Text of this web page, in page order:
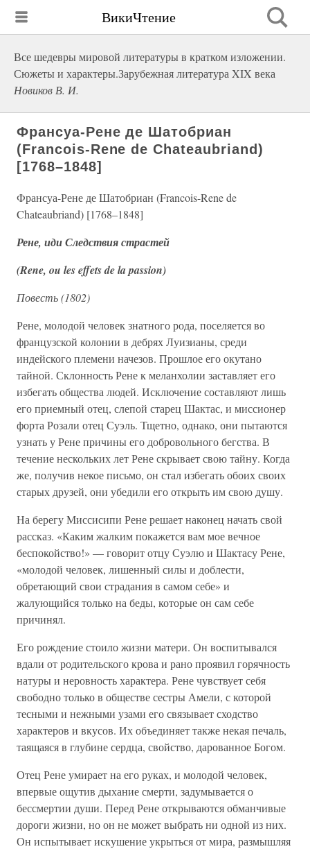
ВикиЧтение
Все шедевры мировой литературы в кратком изложении.
Сюжеты и характеры.Зарубежная литература XIX века
Новиков В. И.
Франсуа-Рене де Шатобриан
(Francois-Rene de Chateaubriand)
[1768–1848]
Франсуа-Рене де Шатобриан (Francois-Rene de
Chateaubriand) [1768–1848]
Рене, иди Следствия страстей
(Rene, ou les effets de la passion)
Повесть (1802)
Рене, молодой человек знатного рода, поселяется во
французской колонии в дебрях Луизианы, среди
индейского племени начезов. Прошлое его окутано
тайной. Склонность Рене к меланхолии заставляет его
избегать общества людей. Исключение составляют лишь
его приемный отец, слепой старец Шактас, и миссионер
форта Розали отец Суэль. Тщетно, однако, они пытаются
узнать у Рене причины его добровольного бегства. В
течение нескольких лет Рене скрывает свою тайну. Когда
же, получив некое письмо, он стал избегать обоих своих
старых друзей, они убедили его открыть им свою душу.
На берегу Миссисипи Рене решает наконец начать свой
рассказ. «Каким жалким покажется вам мое вечное
беспокойство!» — говорит отцу Суэлю и Шактасу Рене,
«молодой человек, лишенный силы и доблести,
обретающий свои страдания в самом себе» и
жалующийся только на беды, которые он сам себе
причинял.
Его рождение стоило жизни матери. Он воспитывался
вдали от родительского крова и рано проявил горячность
натуры и неровность характера. Рене чувствует себя
свободно только в обществе сестры Амели, с которой
тесными и нежными узами его связывает сходство
характеров и вкусов. Их объединяет также некая печаль,
таящаяся в глубине сердца, свойство, дарованное Богом.
Отец Рене умирает на его руках, и молодой человек,
впервые ощутив дыхание смерти, задумывается о
бессмертии души. Перед Рене открываются обманчивые
дороги жизни, но он не может выбрать ни одной из них.
Он испытывает искушение укрыться от мира, размышляя